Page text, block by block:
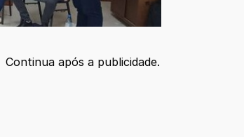
Continua após a publicidade.